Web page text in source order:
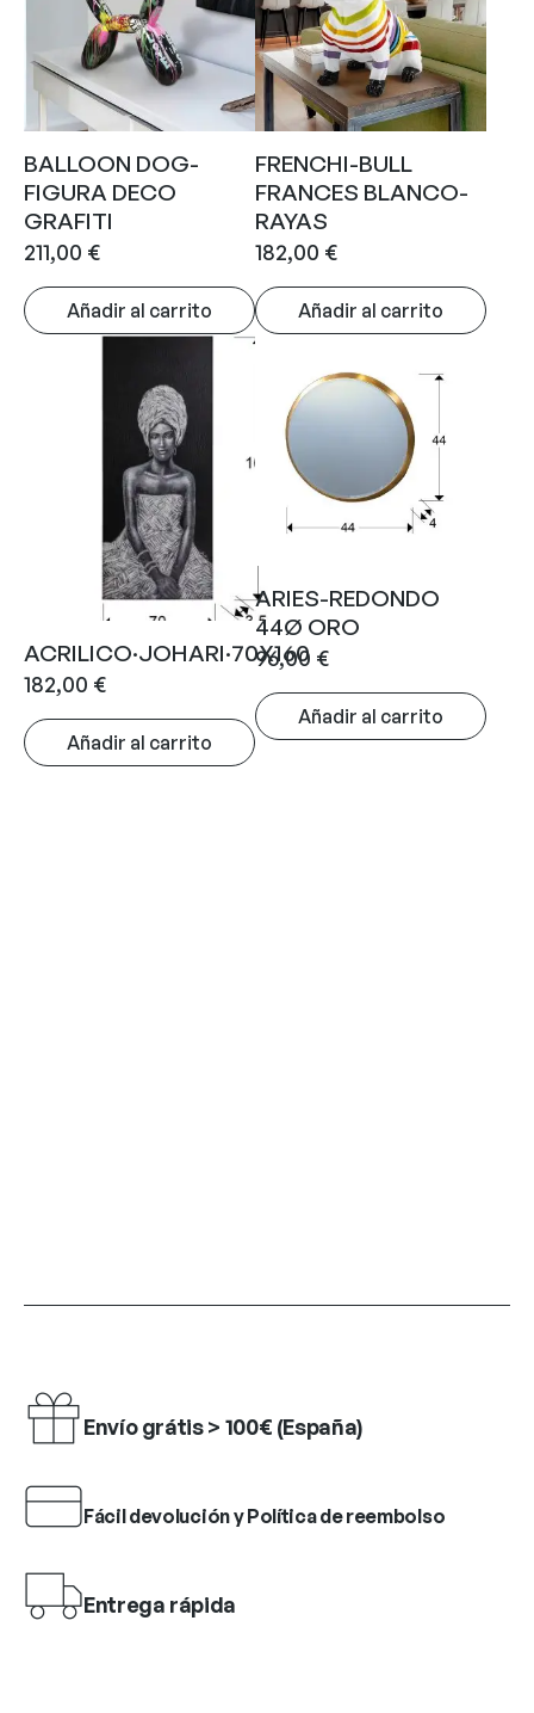
BALLOON DOG-
FIGURA DECO
GRAFITI
211,00 €
Añadir al carrito
FRENCHI-BULL
FRANCES BLANCO-
RAYAS
182,00 €
Añadir al carrito
ACRILICO·JOHARI·70X160
182,00 €
Añadir al carrito
ARIES-REDONDO
44Ø ORO
96,00 €
Añadir al carrito
Envío grátis > 100€ (España)
Fácil devolución y Política de reembolso
Entrega rápida